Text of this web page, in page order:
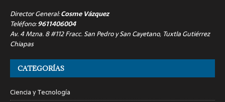
Director General:Cosme Vázquez
Teléfono:9611406004
Av. 4 Mzna. 8 #112 Fracc. San Pedro y San Cayetano, Tuxtla Gutiérrez
Chiapas
CATEGORÍAS
Ciencia y Tecnología